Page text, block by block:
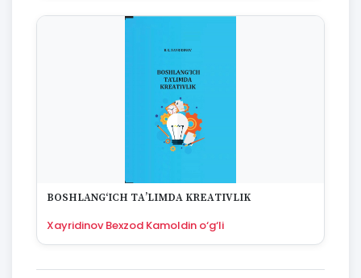
BОSHLАNG‘ICH TА’LIMDА KREАTIVLIK
Xayridinov Bexzod Kamoldin o‘g‘li